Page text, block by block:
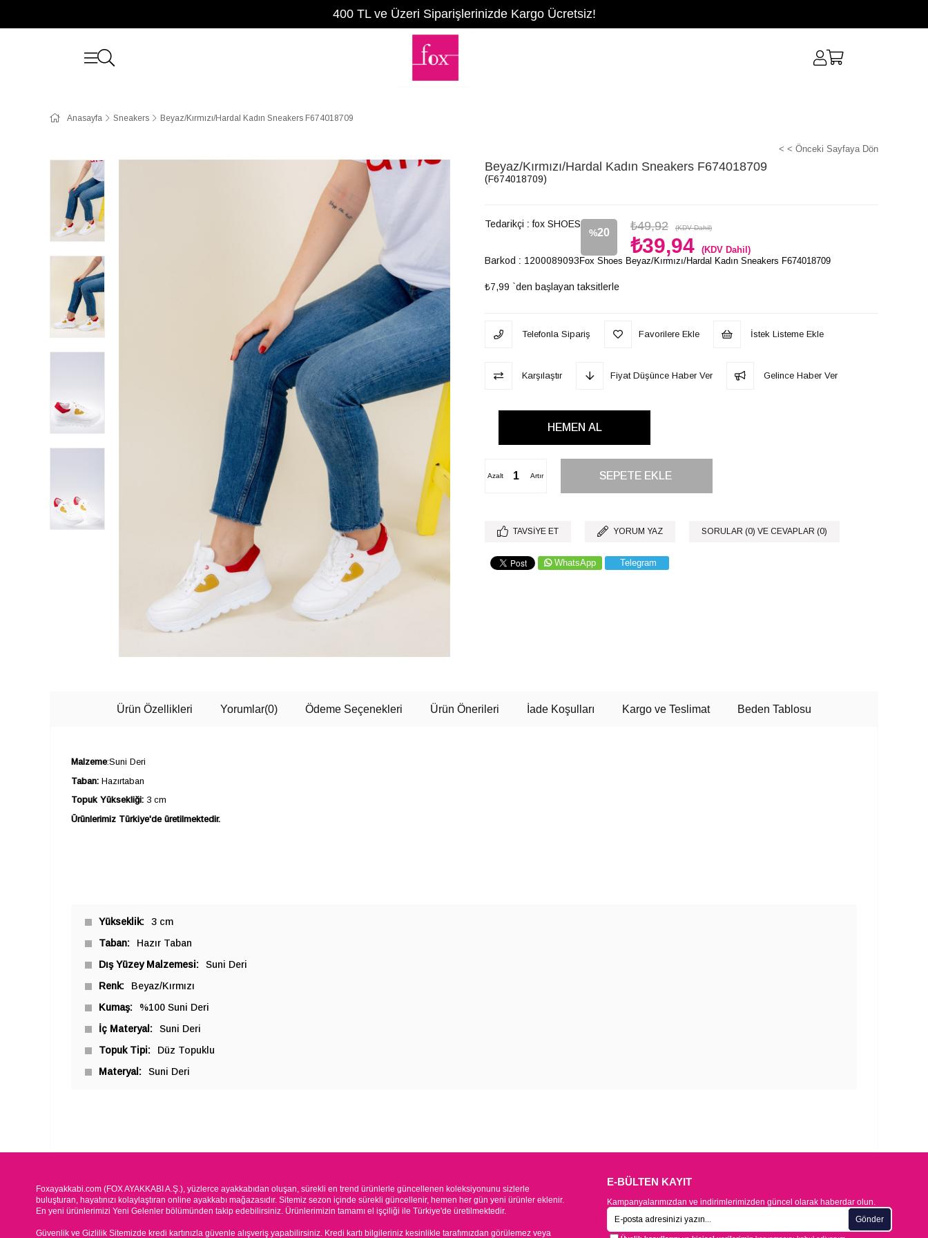
400 TL ve Üzeri Siparişlerinizde Kargo Ücretsiz!
Anasayfa Sneakers Beyaz/Kırmızı/Hardal Kadın Sneakers F674018709
< < Önceki Sayfaya Dön
Beyaz/Kırmızı/Hardal Kadın Sneakers F674018709
(F674018709)
Tedarikçi : fox SHOES
%20
İndirim
₺49,92 (KDV Dahil)
₺39,94 (KDV Dahil)
Barkod : 1200089093
₺7,99 `den başlayan taksitlerle
Fox Shoes Beyaz/Kırmızı/Hardal Kadın Sneakers F674018709
Telefonla Sipariş Favorilere Ekle İstek Listeme Ekle
Karşılaştır Fiyat Düşünce Haber Ver Gelince Haber Ver
Artır
Azalt
TAVSIYE ET YORUM YAZ SORULAR (0) VE CEVAPLAR (0)
WhatsApp Telegram
Ürün Özellikleri Yorumlar(0) Ödeme Seçenekleri Ürün Önerileri İade Koşulları Kargo ve Teslimat Beden Tablosu
Malzeme:Suni Deri
Taban: Hazırtaban
Topuk Yüksekliği: 3 cm
Ürünlerimiz Türkiye'de üretilmektedir.
Yükseklik
3 cm
Taban
Hazır Taban
Dış Yüzey Malzemesi
Suni Deri
Renk
Beyaz/Kırmızı
Kumaş
%100 Suni Deri
İç Materyal
Suni Deri
Topuk Tipi
Düz Topuklu
Materyal
Suni Deri
Foxayakkabi.com (FOX AYAKKABI A.Ş.), yüzlerce ayakkabıdan oluşan, sürekli en trend ürünlerle güncellenen koleksiyonunu sizlerle
buluşturan, hayatınızı kolaylaştıran online ayakkabı mağazasıdır. Sitemiz sezon içinde sürekli güncellenir, hemen her gün yeni ürünler eklenir.
En yeni ürünlerimizi Yeni Gelenler bölümünden takip edebilirsiniz. Ürünlerimizin tamamı el işçiliği ile Türkiye'de üretilmektedir.
Güvenlik ve Gizlilik Sitemizde kredi kartınızla güvenle alışveriş yapabilirsiniz. Kredi kartı bilgileriniz kesinlikle tarafımızdan görülemez veya
E-BÜLTEN KAYIT
Kampanyalarımızdan ve indirimlerimizden güncel olarak haberdar olun.
Gönder